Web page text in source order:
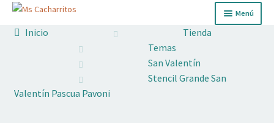
Ir
la
Ir
contenido
Menú
Cacharritos y Utensilios
Ingredientes
Inicio
Tienda
Temas
San Valentín
Stencil Grande San
Valentín Pascua Pavoni